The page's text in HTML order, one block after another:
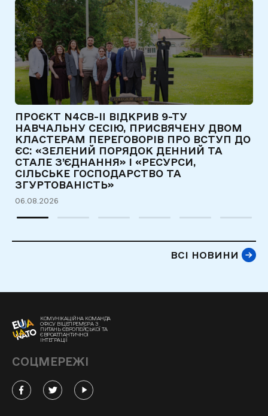
ПРОЄКТ N4CB-II ВІДКРИВ 9-ТУ
НАВЧАЛЬНУ СЕСІЮ, ПРИСВЯЧЕНУ ДВОМ
КЛАСТЕРАМ ПЕРЕГОВОРІВ ПРО ВСТУП ДО
ЄС: «ЗЕЛЕНИЙ ПОРЯДОК ДЕННИЙ ТА
СТАЛЕ З’ЄДНАННЯ» І «РЕСУРСИ,
СІЛЬСЬКЕ ГОСПОДАРСТВО ТА
ЗГУРТОВАНІСТЬ»
06.08.2026
ВСІ НОВИНИ
КОМУНІКАЦІЙНА КОМАНДА
ОФІСУ ВІЦЕПРЕМ'ЄРА З
ПИТАНЬ ЄВРОПЕЙСЬКОЇ ТА
ЄВРОАТЛАНТИЧНОЇ
ІНТЕГРАЦІЇ
СОЦМЕРЕЖІ